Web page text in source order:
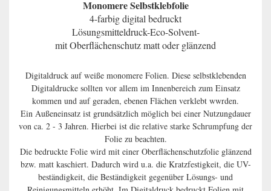
Monomere Selbstklebfolie
4-farbig digital bedruckt
Lösungsmitteldruck-Eco-Solvent-
mit Oberflächenschutz matt oder glänzend
Digitaldruck auf weiße monomere Folien. Diese selbstklebenden
Digitaldrucke sollten vor allem im Innenbereich zum Einsatz
kommen und auf geraden, ebenen Flächen verklebt wwrden.
Ein Außeneinsatz ist grundsätzlich möglich bei einer Nutzungdauer
von ca. 2 - 3 Jahren. Hierbei ist die relative starke Schrumpfung der
Folie zu beachten.
Die bedruckte Folie wird mit einer Oberflächenschutzfolie glänzend
bzw. matt kaschiert. Dadurch wird u.a. die Kratzfestigkeit, die UV-
beständigkeit, die Beständigkeit gegenüber Lösungs- und